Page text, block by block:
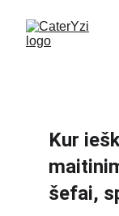
Kur
šefai,